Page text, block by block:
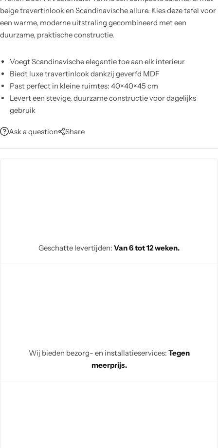
beige travertinlook en Scandinavische allure. Kies deze tafel voor
een warme, moderne uitstraling gecombineerd met een
duurzame, praktische constructie.
Voegt Scandinavische elegantie toe aan elk interieur
Biedt luxe travertinlook dankzij geverfd MDF
Past perfect in kleine ruimtes: 40×40×45 cm
Levert een stevige, duurzame constructie voor dagelijks
gebruik
Toont unieke printvariaties; elk blad is net iets anders
Ask a question Share
Geschatte levertijden: Van 6 tot 12 weken.
Wij bieden bezorg- en installatieservices: Tegen
meerprijs.